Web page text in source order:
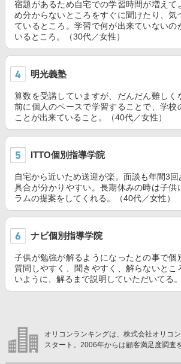
宿題があるため自宅での学習時間が増えて
め分からないところをすぐに聞けたり、気
ているところ。学習で何が出来ていないの
いるところ。（30代／女性）
明光義塾
算数を受講していますが、だんだん難しく
前に個人のペースで学習することで、学校
ことが出来ていること。（40代／女性）
ITTO個別指導学院
自宅から近いため送迎が楽。面談も年間3
具合が分かりやすい。長期休みの時は子供
ラムの提案をしてくれる。（40代／女性）
ナビ個別指導学院
子供が勉強が解るようになったとの事で個
質問しやすく、聞きやすく、解らないとこ
いように、解るまで説明していただいてる
オリコンランキングは、株式会社オリコ
スタート。2006年からは顧客満足度調査